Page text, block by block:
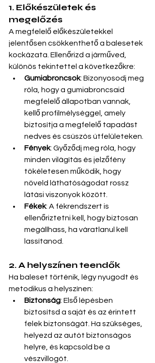
1. Előkészületek és
megelőzés
A megfelelő előkészületekkel
jelentősen csökkenthető a balesetek
kockázata. Ellenőrizd a járműved,
különös tekintettel a következőkre:
Gumiabroncsok: Bizonyosodj meg
róla, hogy a gumiabroncsaid
megfelelő állapotban vannak,
kellő profilmélységgel, amely
biztosítja a megfelelő tapadást
nedves és csúszós útfelületeken.
Fények: Győződj meg róla, hogy
minden világítás és jelzőfény
tökéletesen működik, hogy
növeld láthatóságodat rossz
látási viszonyok között.
Fékek: A fékrendszert is
ellenőriztetni kell, hogy biztosan
megállhass, ha váratlanul kell
lassítanod.
2. A helyszínen teendők
Ha baleset történik, légy nyugodt és
metodikus a helyszínen:
Biztonság: Első lépésben
biztosítsd a saját és az érintett
felek biztonságát. Ha szükséges,
helyezd az autót biztonságos
helyre, és kapcsold be a
vészvillogót.